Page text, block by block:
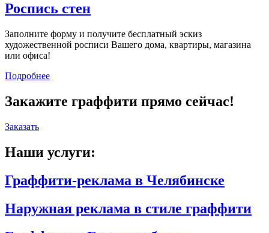
Роспись стен
Заполните форму и получите бесплатный эскиз
художественной росписи Вашего дома, квартиры, магазина
или офиса!
Подробнее
Закажите граффити прямо сейчас!
Заказать
Наши услуги:
Граффити-реклама в Челябинске
Наружная реклама в стиле граффити